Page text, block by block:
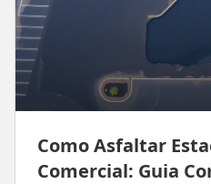
Como Asfaltar
Comercial: Guia